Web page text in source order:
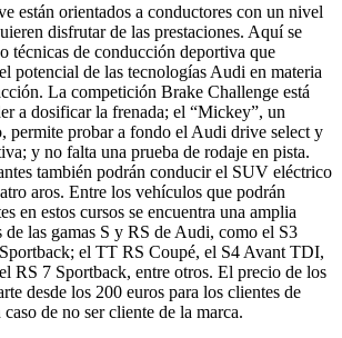
están orientados a conductores con un nivel
disfrutar de las prestaciones. Aquí se
técnicas de conducción deportiva que
potencial de las tecnologías Audi en materia
La competición Brake Challenge está
a dosificar la frenada; el “Mickey”, un
permite probar a fondo el Audi drive select y
y no falta una prueba de rodaje en pista.
también podrán conducir el SUV eléctrico
aros. Entre los vehículos que podrán
en estos cursos se encuentra una amplia
de las gamas S y RS de Audi, como el S3
el TT RS Coupé, el S4 Avant TDI,
RS 7 Sportback, entre otros. El precio de los
desde los 200 euros para los clientes de
de no ser cliente de la marca.